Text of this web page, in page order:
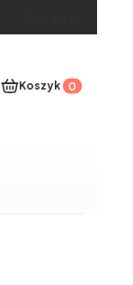
Produkty w
Koszyk